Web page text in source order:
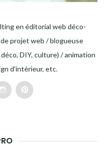
en éditorial web déco-
projet web / blogueuse
DIY, culture) / animation
d'intérieur, etc.
InstagramPinterest